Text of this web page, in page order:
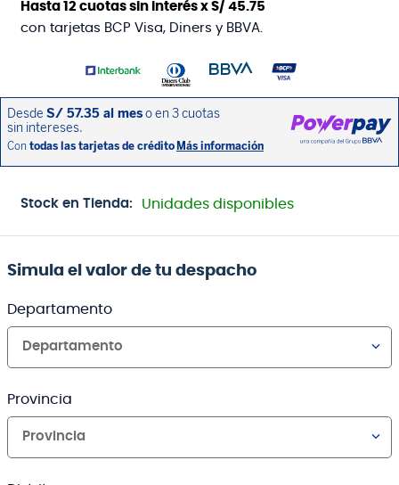
Hasta12 cuotas sin interés xS/ 45.75
con tarjetas BCP Visa, Diners y BBVA.
Stock en Tienda: Unidades disponibles
Simula el valor de tu despacho
Departamento
Departamento
Provincia
Provincia